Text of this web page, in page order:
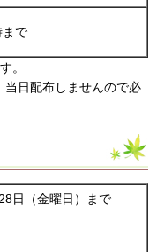
で
。
当日配布しませんので必
日（金曜日）まで